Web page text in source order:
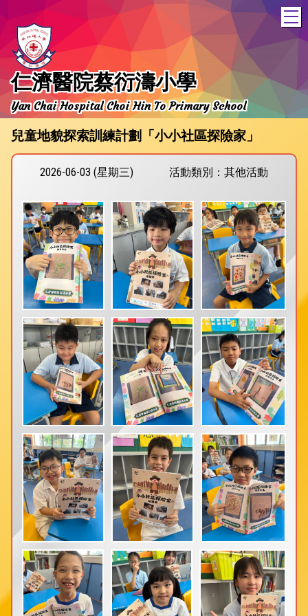
仁濟醫院蔡衍濤小學
Yan Chai Hospital Choi Hin To Primary School
兒童地貌探索訓練計劃「小小社區探險家」
2026-06-03 (星期三) 活動類別：其他活動